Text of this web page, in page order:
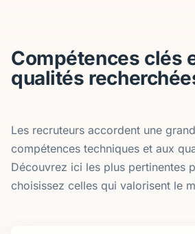
Compétences clés
qualités
Les recruteurs accordent une
compétences techniques et aux
Découvrez ici les plus pertinentes
choisissez celles qui valorisent le